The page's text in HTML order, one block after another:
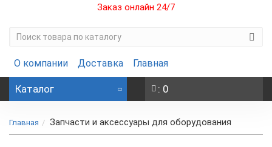
Заказ онлайн 24/7
О компании Доставка Главная
Каталог : 0
Главная Запчасти и аксессуары для оборудования